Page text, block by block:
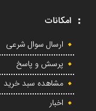
امکانات
ارسال سوال شرعی
پرسش و پاسخ
مشاهده سبد خرید
اخبار